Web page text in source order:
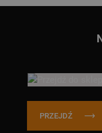
PRZEJDŹ